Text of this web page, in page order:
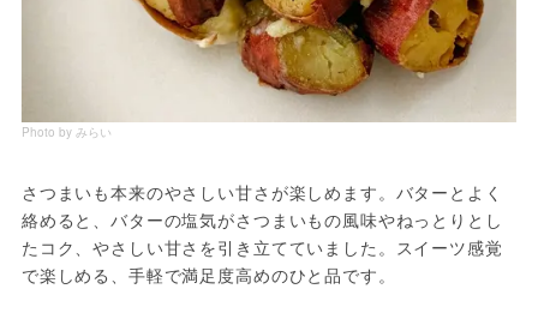
Photo by みらい
さつまいも本来のやさしい甘さが楽しめます。バターとよく
絡めると、バターの塩気がさつまいもの風味やねっとりとし
たコク、やさしい甘さを引き立てていました。スイーツ感覚
で楽しめる、手軽で満足度高めのひと品です。